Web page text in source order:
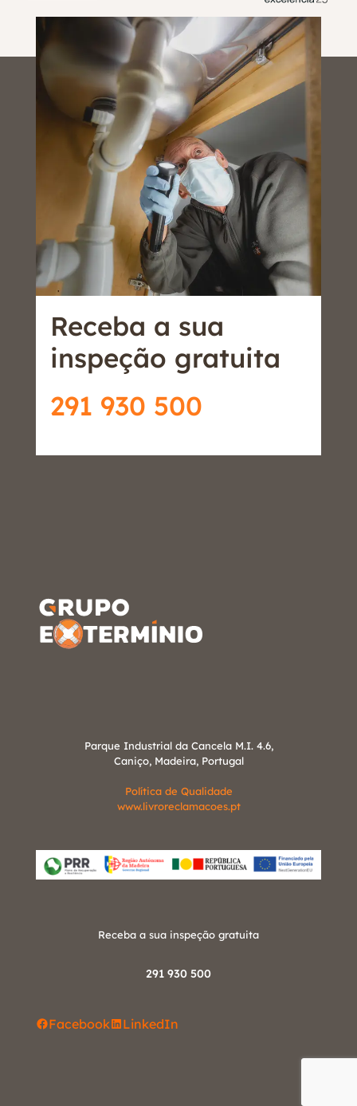
Receba a sua
inspeção gratuita
291 930 500
Parque Industrial da Cancela M.I. 4.6,
Caniço, Madeira, Portugal
Política de Qualidade
www.livroreclamacoes.pt
Receba a sua inspeção gratuita
291 930 500
Facebook LinkedIn